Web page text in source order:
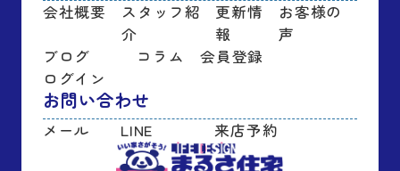
会社概要
スタッフ紹
介
更新情
報
お客様の
声
ブログ
コラム
会員登録
ログイン
お問い合わせ
メール LINE 来店予約